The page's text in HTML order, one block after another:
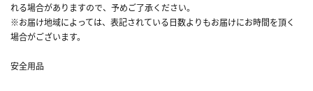
れる場合がありますので、予めご了承ください。
※お届け地域によっては、表記されている日数よりもお届けにお時間を頂く
場合がございます。
安全用品